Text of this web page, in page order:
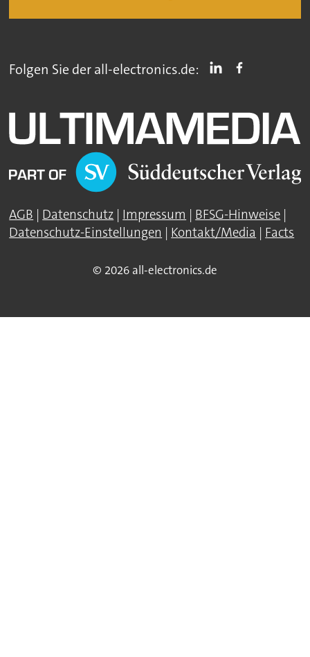
Folgen Sie der all-electronics.de:
AGB | Datenschutz | Impressum | BFSG-Hinweise |
Datenschutz-Einstellungen | Kontakt/Media | Facts
© 2026 all-electronics.de